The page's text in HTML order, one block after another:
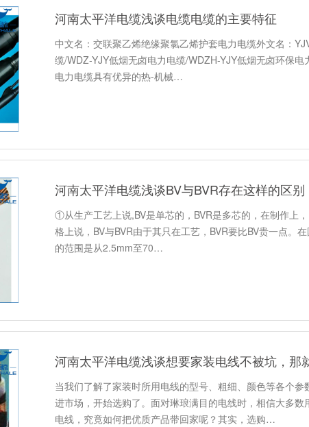
河南太平洋电缆浅谈电缆电缆的主要特征
中文名：交联聚乙烯绝缘聚氯乙烯护套电力电缆外文名：
缆/WDZ-YJY低烟无卤电力电缆/WDZH-YJY低烟无卤环保
电力电缆具有优异的热-机械…
河南太平洋电缆浅谈BV与BVR存在这样的区别
①从生产工艺上说,BV是单芯的，BVR是多芯的，在制作上
格上说，BV与BVR由于其只在工艺，BVR要比BV贵一点。
的范围是从2.5mm至70…
河南太平洋电缆浅谈想要家装电线不被坑，那
当我们了解了家装时所用电线的型号、粗细、颜色等各个
进市场，开始选购了。面对琳琅满目的电线时，相信大多
电线，究竟如何把优质产品带回家呢？其实，选购…